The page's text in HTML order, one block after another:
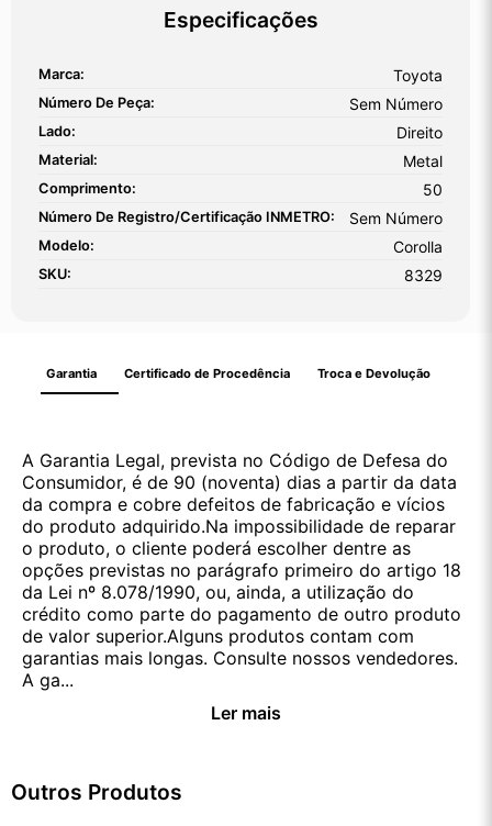
Especificações
Marca: Toyota
Número De Peça: Sem Número
Lado: Direito
Material: Metal
Comprimento: 50
Número De Registro/certificação INMETRO: Sem Número
Modelo: Corolla
SKU: 8329
Garantia Certificado de Procedência Troca e Devolução
A Garantia Legal, prevista no Código de Defesa do
Consumidor, é de 90 (noventa) dias a partir da data
da compra e cobre defeitos de fabricação e vícios
do produto adquirido.Na impossibilidade de reparar
o produto, o cliente poderá escolher dentre as
opções previstas no parágrafo primeiro do artigo 18
da Lei nº 8.078/1990, ou, ainda, a utilização do
crédito como parte do pagamento de outro produto
de valor superior.Alguns produtos contam com
garantias mais longas. Consulte nossos vendedores.
A ga...
Ler mais
Outros Produtos